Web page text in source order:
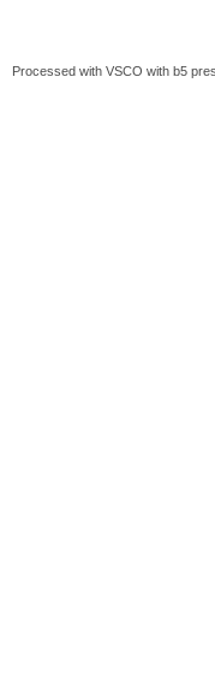
Processed with VSCO with b5